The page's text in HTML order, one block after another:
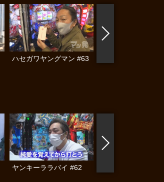
ハセガワヤングマン #63
ヤンキーララバイ #62